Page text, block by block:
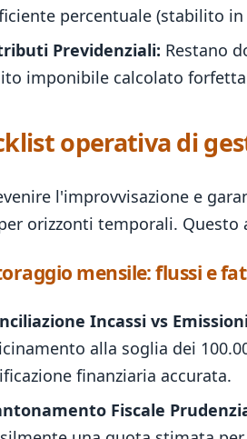
percentuale (stabilito
Previdenziali: Restano
imponibile calcolato
operativa di
l'improvvisazione e
orizzonti temporali.
mensile: flussi e
Incassi vs
alla soglia dei
finanziaria accurata.
Fiscale